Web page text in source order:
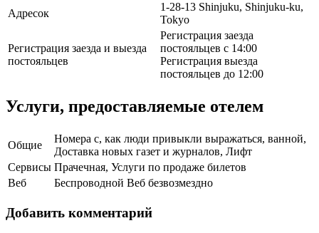
Адресок
1-28-13 Shinjuku, Shinjuku-ku,
Tokyo
Регистрация заезда и выезда
постояльцев
Регистрация заезда
постояльцев с 14:00
Регистрация выезда
постояльцев до 12:00
Услуги, предоставляемые отелем
Общие
Номера с, как люди привыкли выражаться, ванной,
Доставка новых газет и журналов, Лифт
Сервисы Прачечная, Услуги по продаже билетов
Веб
Беспроводной Веб безвозмездно
Добавить комментарий